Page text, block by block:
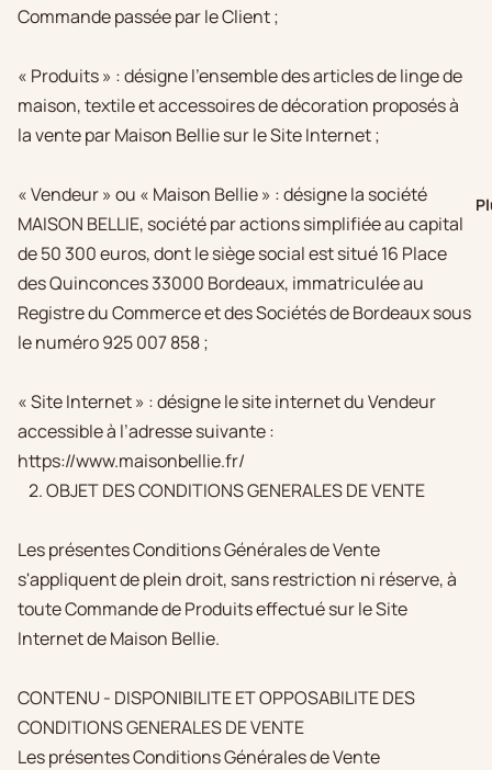
Commande passée par le Client ;
« Produits » : désigne l'ensemble des articles de linge de
maison, textile et accessoires de décoration proposés à
la vente par Maison Bellie sur le Site Internet ;
« Vendeur » ou « Maison Bellie » : désigne la société
MAISON BELLIE, société par actions simplifiée au capital
de 50 300 euros, dont le siège social est situé 16 Place
des Quinconces 33000 Bordeaux, immatriculée au
Registre du Commerce et des Sociétés de Bordeaux sous
le numéro 925 007 858 ;
« Site Internet » : désigne le site internet du Vendeur
accessible à l’adresse suivante :
https://www.maisonbellie.fr/
2. OBJET DES CONDITIONS GENERALES DE VENTE
Les présentes Conditions Générales de Vente
s'appliquent de plein droit, sans restriction ni réserve, à
toute Commande de Produits effectué sur le Site
Internet de Maison Bellie.
CONTENU - DISPONIBILITE ET OPPOSABILITE DES
CONDITIONS GENERALES DE VENTE
Les présentes Conditions Générales de Vente